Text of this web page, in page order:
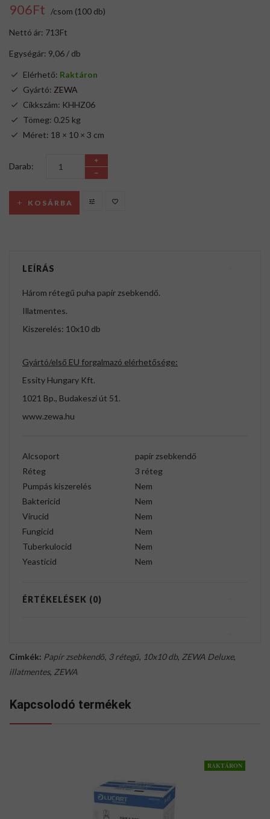
906Ft /csom (100 db)
Nettó ár: 713Ft
Egységár: 9,06 / db
Elérhető: Raktáron
Gyártó: ZEWA
Cikkszám: KHHZ06
Tömeg: 0.25 kg
Méret: 18 × 10 × 3 cm
Darab:
KOSÁRBA
LEÍRÁS
Három rétegű puha papír zsebkendő.
Illatmentes.
Kiszerelés: 10x10 db
Gyártó/első EU forgalmazó elérhetősége:
Essity Hungary Kft.
1021 Bp., Budakeszi út 51.
www.zewa.hu
Alcsoport
papír zsebkendő
Réteg
3 réteg
Pumpás kiszerelés
Nem
Baktericid
Nem
Virucid
Nem
Fungicid
Nem
Tuberkulocid
Nem
Yeasticid
Nem
ÉRTÉKELÉSEK (0)
Címkék: Papír zsebkendő, 3 rétegű, 10x10 db, ZEWA Deluxe,
illatmentes, ZEWA
Kapcsolodó termékek
RAKTÁRON